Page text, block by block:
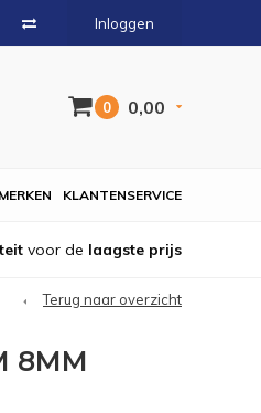
Inloggen
0 0,00
KLANTENSERVICE
MERKEN
voor de laagste prijs
Terug naar overzicht
8MM